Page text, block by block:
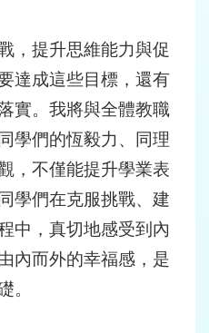
提升思維能力與促
達成這些目標，還有
實。我將與全體教職
學們的恆毅力、同理
，不僅能提升學業表
學們在克服挑戰、建
中，真切地感受到內
內而外的幸福感，是
。